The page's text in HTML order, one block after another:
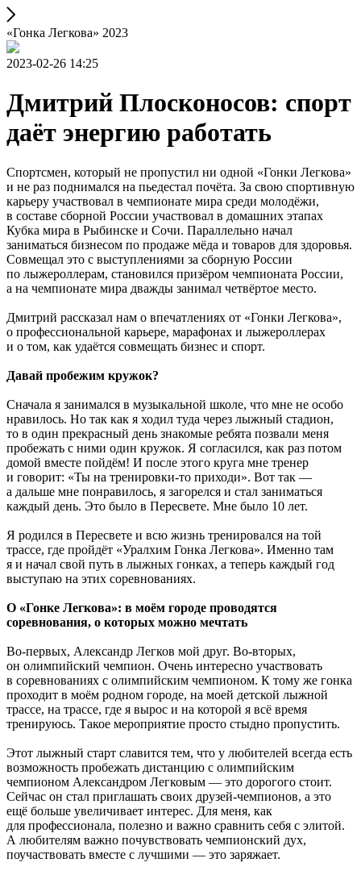
«Гонка Легкова» 2023
2023-02-26 14:25
Дмитрий Плосконосов: спорт
даёт энергию работать
Спортсмен, который не пропустил ни одной «Гонки Легкова»
и не раз поднимался на пьедестал почёта. За свою спортивную
карьеру участвовал в чемпионате мира среди молодёжи,
в составе сборной России участвовал в домашних этапах
Кубка мира в Рыбинске и Сочи. Параллельно начал
заниматься бизнесом по продаже мёда и товаров для здоровья.
Совмещал это с выступлениями за сборную России
по лыжероллерам, становился призёром чемпионата России,
а на чемпионате мира дважды занимал четвёртое место.
Дмитрий рассказал нам о впечатлениях от «Гонки Легкова»,
о профессиональной карьере, марафонах и лыжероллерах
и о том, как удаётся совмещать бизнес и спорт.
Давай пробежим кружок?
Сначала я занимался в музыкальной школе, что мне не особо
нравилось. Но так как я ходил туда через лыжный стадион,
то в один прекрасный день знакомые ребята позвали меня
пробежать с ними один кружок. Я согласился, как раз потом
домой вместе пойдём! И после этого круга мне тренер
и говорит: «Ты на тренировки-то приходи». Вот так —
а дальше мне понравилось, я загорелся и стал заниматься
каждый день. Это было в Пересвете. Мне было 10 лет.
Я родился в Пересвете и всю жизнь тренировался на той
трассе, где пройдёт «Уралхим Гонка Легкова». Именно там
я и начал свой путь в лыжных гонках, а теперь каждый год
выступаю на этих соревнованиях.
О «Гонке Легкова»: в моём городе проводятся
соревнования, о которых можно мечтать
Во-первых, Александр Легков мой друг. Во-вторых,
он олимпийский чемпион. Очень интересно участвовать
в соревнованиях с олимпийским чемпионом. К тому же гонка
проходит в моём родном городе, на моей детской лыжной
трассе, на трассе, где я вырос и на которой я всё время
тренируюсь. Такое мероприятие просто стыдно пропустить.
Этот лыжный старт славится тем, что у любителей всегда есть
возможность пробежать дистанцию с олимпийским
чемпионом Александром Легковым — это дорогого стоит.
Сейчас он стал приглашать своих друзей-чемпионов, а это
ещё больше увеличивает интерес. Для меня, как
для профессионала, полезно и важно сравнить себя с элитой.
А любителям важно почувствовать чемпионский дух,
поучаствовать вместе с лучшими — это заряжает.